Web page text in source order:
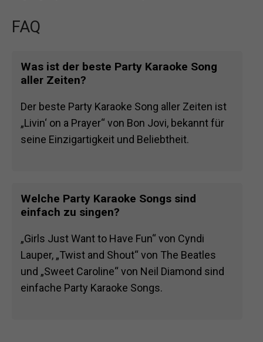
FAQ
Was ist der beste Party Karaoke Song
aller Zeiten?
Der beste Party Karaoke Song aller Zeiten ist
„Livin‘ on a Prayer“ von Bon Jovi, bekannt für
seine Einzigartigkeit und Beliebtheit.
Welche Party Karaoke Songs sind
einfach zu singen?
„Girls Just Want to Have Fun“ von Cyndi
Lauper, „Twist and Shout“ von The Beatles
und „Sweet Caroline“ von Neil Diamond sind
einfache Party Karaoke Songs.